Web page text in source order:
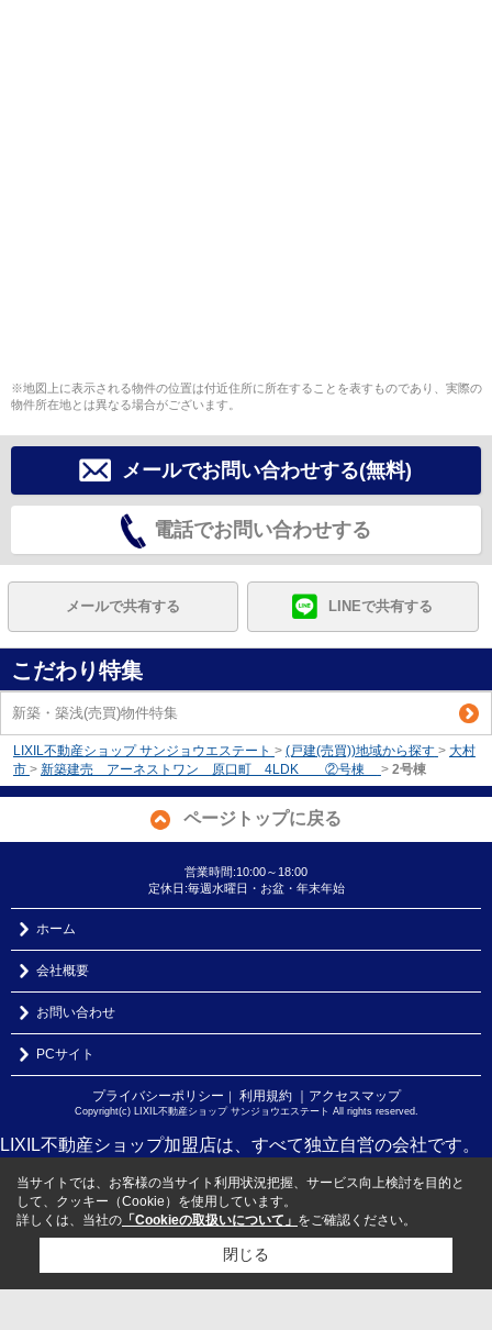
※地図上に表示される物件の位置は付近住所に所在することを表すものであり、実際の
物件所在地とは異なる場合がございます。
メールでお問い合わせする(無料)
電話でお問い合わせする
メールで共有する LINEで共有する
こだわり特集
新築・築浅(売買)物件特集
LIXIL不動産ショップ サンジョウエステート > (戸建(売買))地域から探す > 大村
市 > 新築建売 アーネストワン 原口町 4LDK ②号棟 > 2号棟
ページトップに戻る
営業時間:10:00～18:00
定休日:毎週水曜日・お盆・年末年始
ホーム
会社概要
お問い合わせ
PCサイト
プライバシーポリシー ｜ 利用規約 ｜アクセスマップ
Copyright(c) LIXIL不動産ショップ サンジョウエステート All rights reserved.
LIXIL不動産ショップ加盟店は、すべて独立自営の会社です。
当サイトでは、お客様の当サイト利用状況把握、サービス向上検討を目的と
して、クッキー（Cookie）を使用しています。
詳しくは、当社の 「Cookieの取扱いについて」 をご確認ください。
閉じる